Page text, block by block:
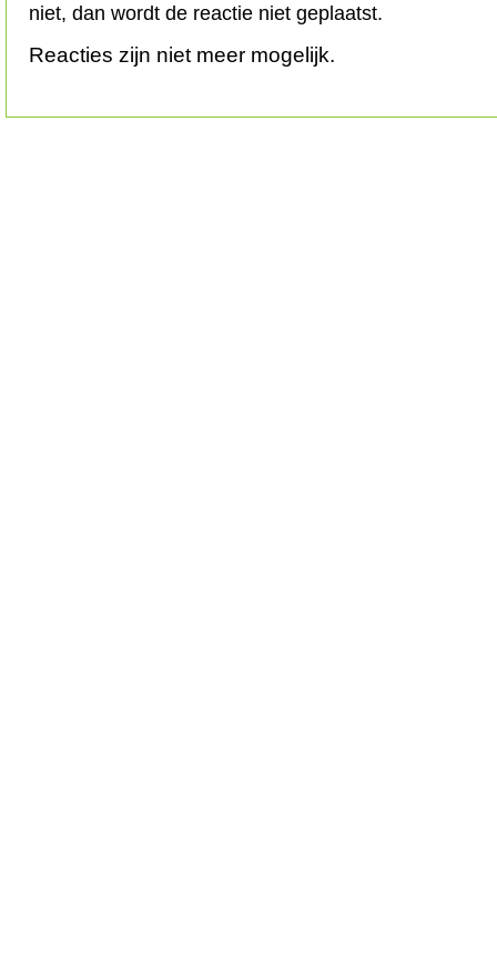
niet, dan wordt de reactie niet geplaatst.
Reacties zijn niet meer mogelijk.